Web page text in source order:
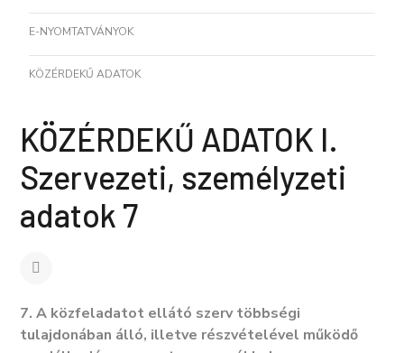
E-NYOMTATVÁNYOK
KÖZÉRDEKŰ ADATOK
KÖZÉRDEKŰ ADATOK I.
Szervezeti, személyzeti
adatok 7
7. A közfeladatot ellátó szerv többségi
tulajdonában álló, illetve részvételével működő